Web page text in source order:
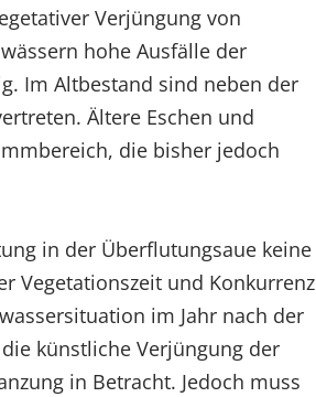
Verjüngung von
hohe Ausfälle der
Im Altbestand sind neben der
Ältere Eschen und
die bisher jedoch
in der Überflutungsaue keine
Vegetationszeit und Konkurrenz
im Jahr nach der
künstliche Verjüngung der
in Betracht. Jedoch muss